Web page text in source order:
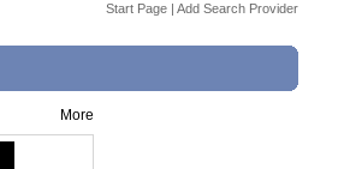
Start Page | Add Search Provider
More